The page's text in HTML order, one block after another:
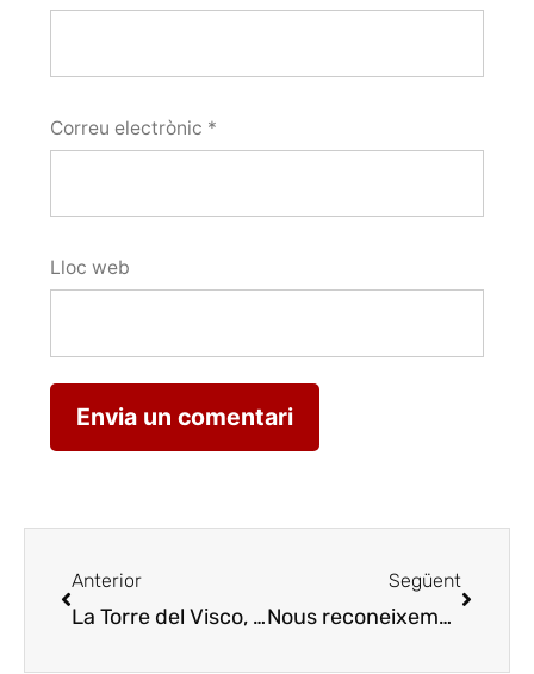
Correu electrònic *
Lloc web
Anterior
La Torre del Visco, deliciosa i creativa gastronomia de l’hort
Següent
Nous reconeixements als membres de Cuina Amiga